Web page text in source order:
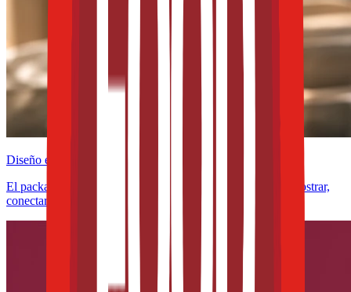
Diseño e innovación
El packaging ya no solo protege alimentos: ahora debe demostrar,
conectar y convencer